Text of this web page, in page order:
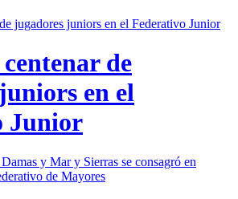
de
en el
Junior